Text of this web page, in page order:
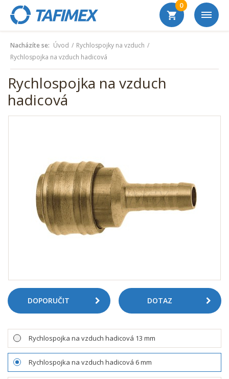
0
Nacházíte se: Úvod
Rychlospojky na vzduch
Rychlospojka na vzduch hadicová
Rychlospojka na vzduch
hadicová
DOPORUČIT DOTAZ
Rychlospojka na vzduch hadicová 13 mm
Rychlospojka na vzduch hadicová 6 mm